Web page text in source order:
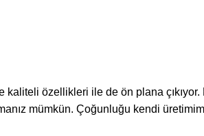
özellikleri ile de ön plana
mümkün. Çoğunluğu kendi